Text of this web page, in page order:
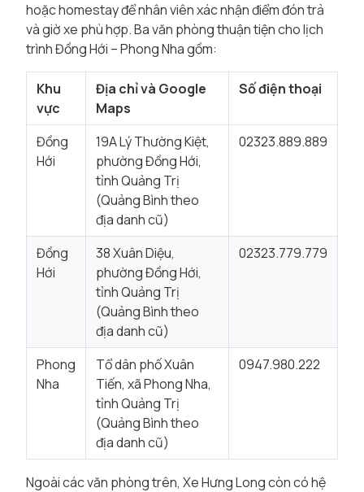
hoặc homestay để nhân viên xác nhận điểm đón trả
và giờ xe phù hợp. Ba văn phòng thuận tiện cho lịch
trình Đồng Hới – Phong Nha gồm:
Khu
vực
Địa chỉ và Google
Maps
Số điện thoại
Đồng
Hới
19A Lý Thường Kiệt,
phường Đồng Hới,
tỉnh Quảng Trị
(Quảng Bình theo
địa danh cũ)
02323.889.889
Đồng
Hới
38 Xuân Diệu,
phường Đồng Hới,
tỉnh Quảng Trị
(Quảng Bình theo
địa danh cũ)
02323.779.779
Phong
Nha
Tổ dân phố Xuân
Tiến, xã Phong Nha,
tỉnh Quảng Trị
(Quảng Bình theo
địa danh cũ)
0947.980.222
Ngoài các văn phòng trên, Xe Hưng Long còn có hệ